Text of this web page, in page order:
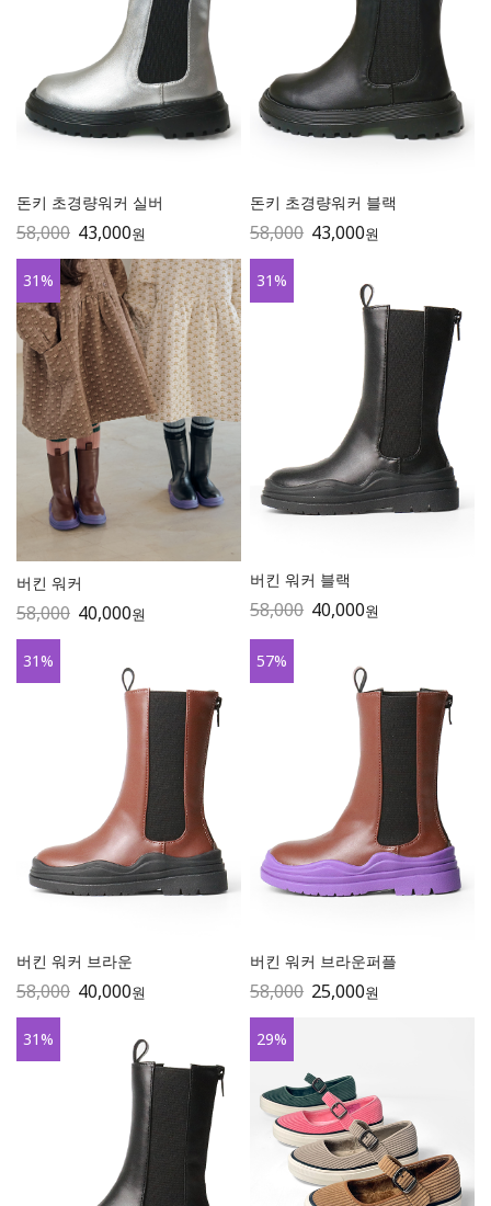
돈키 초경량워커 실버
58,000 43,000원
돈키 초경량워커 블랙
58,000 43,000원
31%
버킨 워커
58,000 40,000원
31%
버킨 워커 블랙
58,000 40,000원
31%
버킨 워커 브라운
58,000 40,000원
57%
버킨 워커 브라운퍼플
58,000 25,000원
31% 29%